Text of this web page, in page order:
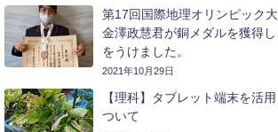
第17回国際地理オリンピック
金澤政慧君が銅メダルを獲得
をうけました。
2021年10月29日
【理科】タブレット端末を活
ついて